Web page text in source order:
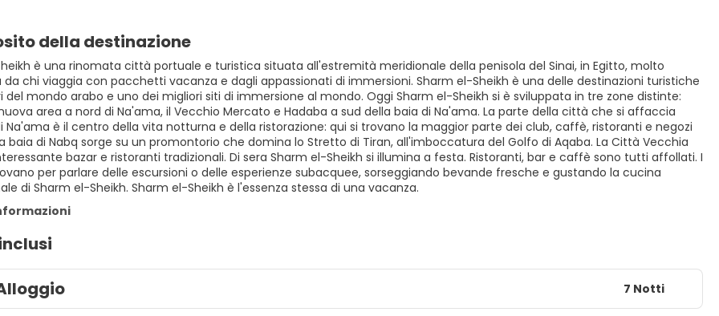
della destinazione
è una rinomata città portuale e turistica situata all'estremità meridionale della penisola del Sinai, in Egitto, molto
da chi viaggia con pacchetti vacanza e dagli appassionati di immersioni. Sharm el-Sheikh è una delle destinazioni turistiche
del mondo arabo e uno dei migliori siti di immersione al mondo. Oggi Sharm el-Sheikh si è sviluppata in tre zone distinte:
area a nord di Na'ama, il Vecchio Mercato e Hadaba a sud della baia di Na'ama. La parte della città che si affaccia
Na'ama è il centro della vita notturna e della ristorazione: qui si trovano la maggior parte dei club, caffè, ristoranti e negozi
baia di Nabq sorge su un promontorio che domina lo Stretto di Tiran, all'imboccatura del Golfo di Aqaba. La Città Vecchia
bazar e ristoranti tradizionali. Di sera Sharm el-Sheikh si illumina a festa. Ristoranti, bar e caffè sono tutti affollati. I
per parlare delle escursioni o delle esperienze subacquee, sorseggiando bevande fresche e gustando la cucina
di Sharm el-Sheikh. Sharm el-Sheikh è l'essenza stessa di una vacanza.
7 Notti